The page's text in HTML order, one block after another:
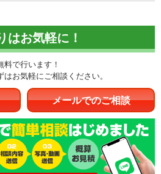
はお気軽に！
で行います！
お気軽にご相談ください。
メールでのご相談